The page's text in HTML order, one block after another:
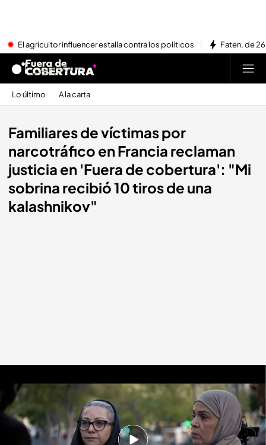
El agricultor influencer estalla contra los políticos Faten, de
Lo último A la carta
Familiares de víctimas por
narcotráfico en Francia reclaman
justicia en 'Fuera de cobertura': "Mi
sobrina recibió 10 tiros de una
kalashnikov"
Lara Guerra
17 MAR 2026 - 00:40h.